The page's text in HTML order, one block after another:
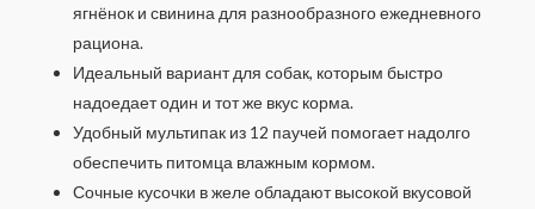
ягнёнок и свинина для разнообразного ежедневного
рациона.
Идеальный вариант для собак, которым быстро
надоедает один и тот же вкус корма.
Удобный мультипак из 12 паучей помогает надолго
обеспечить питомца влажным кормом.
Сочные кусочки в желе обладают высокой вкусовой